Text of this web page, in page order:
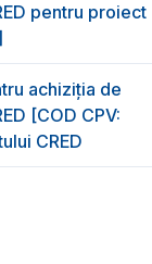
pentru proiect
achiziţia de
[COD CPV:
CRED